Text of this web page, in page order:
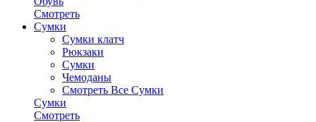
Смотреть
Сумки
Сумки клатч
Рюкзаки
Сумки
Чемоданы
Смотреть Все Сумки
Сумки
Смотреть